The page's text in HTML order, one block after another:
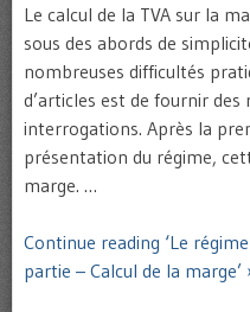
Le calcul de la TVA sur la
sous des abords de
nombreuses difficultés
d’articles est de fournir des
interrogations. Après la
présentation du régime,
marge. …
Continue reading ‘Le
partie – Calcul de la marge’